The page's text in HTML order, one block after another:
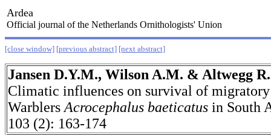
Ardea
Official journal of the Netherlands Ornithologists' Union
[close window] [previous abstract] [next abstract]
Jansen D.Y.M., Wilson A.M. & Altwegg R.
Climatic influences on survival of
Warblers Acrocephalus baeticatus in South
103 (2): 163-174